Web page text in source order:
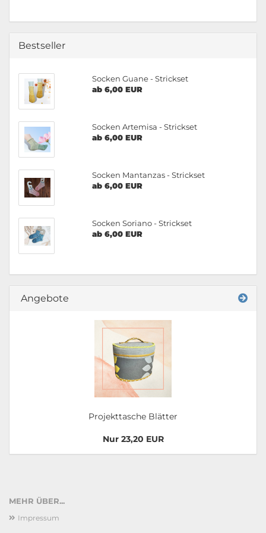
Bestseller
Socken Guane - Strickset
ab 6,00 EUR
Socken Artemisa - Strickset
ab 6,00 EUR
Socken Mantanzas - Strickset
ab 6,00 EUR
Socken Soriano - Strickset
ab 6,00 EUR
Angebote
Projekttasche Blätter
Nur 23,20 EUR
MEHR ÜBER...
Impressum